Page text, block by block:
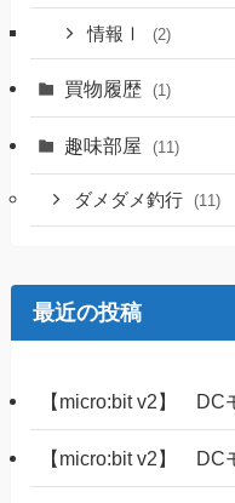
情報Ⅰ (2)
買物履歴 (1)
趣味部屋 (11)
ダメダメ釣行 (11)
最近の投稿
【micro:bit v2】
【micro:bit v2】